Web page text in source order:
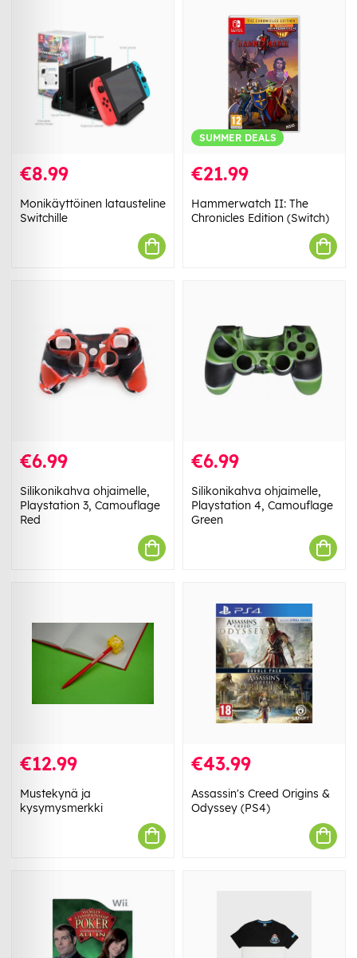
€8.99
Monikäyttöinen latausteline
Switchille
SUMMER DEALS
€21.99
Hammerwatch II: The
Chronicles Edition (Switch)
€6.99
Silikonikahva ohjaimelle,
Playstation 3, Camouflage
Red
€6.99
Silikonikahva ohjaimelle,
Playstation 4, Camouflage
Green
€12.99
Mustekynä ja
kysymysmerkki
€43.99
Assassin's Creed Origins &
Odyssey (PS4)